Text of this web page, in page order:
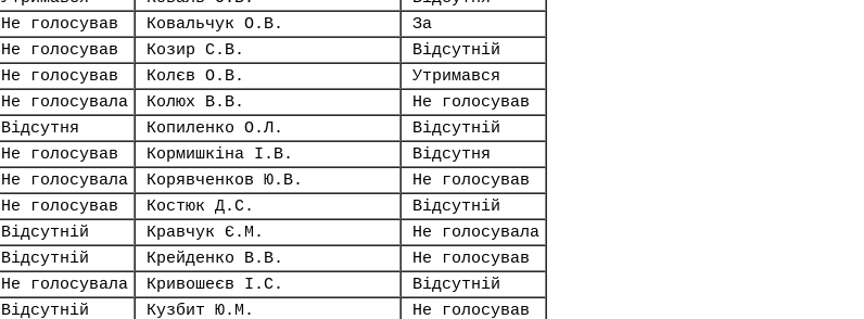
Не голосував Ковальчук О.В.
За
Не голосував Козир С.В.
Відсутній
Не голосував Колєв О.В.
Утримався
Не голосувала Колюх В.В.
Не голосував
Відсутня Копиленко О.Л.
Відсутній
Не голосував Кормишкіна І.В.
Відсутня
Не голосувала Корявченков Ю.В.
Не голосував
Не голосував Костюк Д.С.
Відсутній
Відсутній Кравчук Є.М.
Не голосувала
Відсутній Крейденко В.В.
Не голосував
Не голосувала Кривошеєв І.С.
Відсутній
Відсутній Кузбит Ю.М.
Не голосував